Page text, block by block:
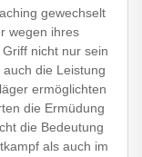
gewechselt
wegen ihres
nicht nur sein
die Leistung
ermöglichten
die Ermüdung
die Bedeutung
als auch im